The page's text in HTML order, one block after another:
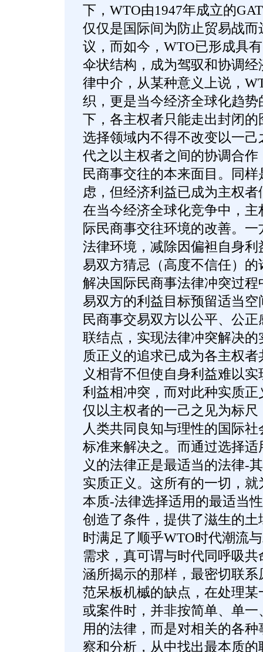
下，WTO由1947年成立的
仅仅是国际间为防止贸易战
议，而如今，WTO已形成具
伞状结构，成为驾驭和协调
律中介，从某种意义上说，
织，更是当今经济全球化趋
下，各主权者只能走出封闭
选择领域内不得不改变以一
代之以主权者之间的协调合
民商事交往的本来面目。同
虑，但经济利益已成为主权
在当今经济全球化竞争中，
际民商事交往环境的改善。
法律环境，减除因偏袒自身
易双方猜忌（高度不信任）
解决国际民商事法律冲突过
易双方的利益目标预留适当
民商事交易双方以公平、公
联结点，实现法律冲突解决
质正义的追求已成为各主权
义相背不但使自身利益难以
利益相冲突，而对此种实质
仅以主权者的一己之见为标
人类共同良知与理性的国际
标准来解决之。而通过选择
义的法律正是最适当的法律-
实质正义。这所有的一切，
本质-法律选择适用的最适当
创造了条件，提供了滋生的
时满足了顺乎WTO时代潮流
需求，真可谓与时代同呼吸
涵所揭示的那样，最密切联
范呆板机槭的缺点，在处理
或案件时，并非按简单、单
用的法律，而是对相关的各
察和分析，从中找出最本质